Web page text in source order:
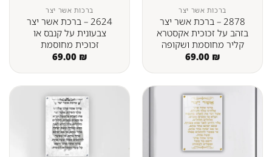
ברכות אשר יצר
2878 – ברכת אשר יצר
בזהב על זכוכית אקסטרא
קליר מחוסמת ושקופה
69.00 ₪
ברכות אשר יצר
2624 – ברכת אשר יצר
צבעונית על קנבס או
זכוכית מחוסמת
69.00 ₪